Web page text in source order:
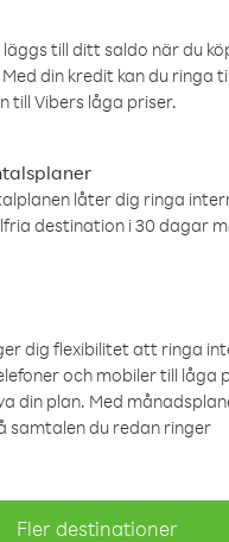
till ditt saldo när du
din kredit kan du ringa
till Vibers låga priser.
låter dig ringa
destination i 30 dagar
dig flexibilitet att ringa
och mobiler till låga
din plan. Med
samtalen du redan ringer
Fler destinationer